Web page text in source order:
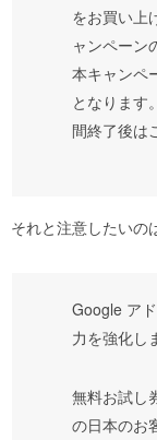
をお買い上
ャンペーン
本キャンペ
となります
間終了後は
それと注意したいの
Google ア
力を強化し
無料お試し
の日本のお